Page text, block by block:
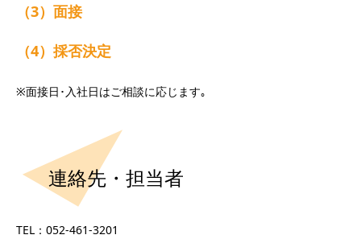
（3）面接
（4）採否決定
※面接日･入社日はご相談に応じます｡
連絡先・担当者
TEL：052-461-3201